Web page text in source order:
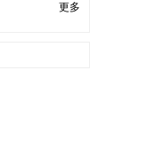
更多